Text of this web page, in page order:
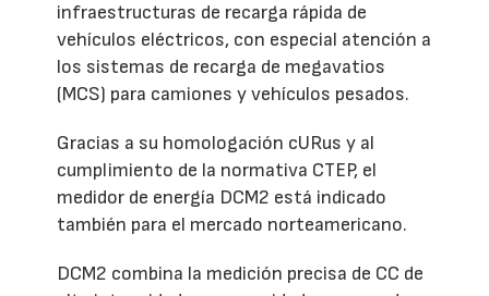
infraestructuras de recarga rápida de
vehículos eléctricos, con especial atención a
los sistemas de recarga de megavatios
(MCS) para camiones y vehículos pesados.
Gracias a su homologación cURus y al
cumplimiento de la normativa CTEP, el
medidor de energía DCM2 está indicado
también para el mercado norteamericano.
DCM2 combina la medición precisa de CC de